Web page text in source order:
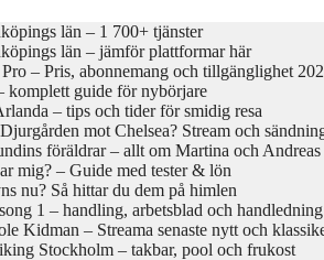
län – 1 700+ tjänster
län – jämför plattformar här
– Pris, abonnemang och tillgänglighet
komplett guide för nybörjare
– tips och tider för smidig resa
mot Chelsea? Stream och
föräldrar – allt om Martina och Andreas
mig? – Guide med tester & lön
nu? Så hittar du dem på himlen
1 – handling, arbetsblad och handledning
Kidman – Streama senaste nytt och
Stockholm – takbar, pool och frukost